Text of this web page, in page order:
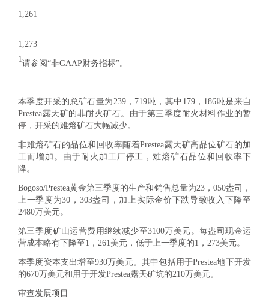
1,261
1,273
1 请参阅“非GAAP财务指标”。
本季度开采的总矿石量为239，719吨，其中179，186吨是来自
Prestea露天矿的非耐火矿石。由于第三季度耐火材料作业的暂
停，开采的难熔矿石大幅减少。
非难熔矿石的品位和回收率随着Prestea露天矿高品位矿石的加
工而增加。由于耐火加工厂停工，难熔矿石品位和回收率下
降。
Bogoso/Prestea黄金第三季度的生产和销售总量为23，050盎司，
上一季度为30，303盎司，加上实际金价下跌导致收入下降至
2480万美元。
第三季度矿山运营费用继续减少至3100万美元。每盎司现金运
营成本略有下降至1，261美元，低于上一季度的1，273美元。
本季度资本支出增至930万美元。其中包括用于Prestea地下开发
的670万美元和用于开发Prestea露天矿坑的210万美元。
审查发展项目